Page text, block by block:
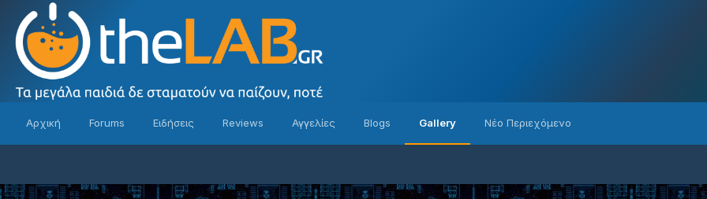
Αρχική Forums Ειδήσεις Reviews Αγγελίες Blogs Gallery Νέο Περιεχόμενο